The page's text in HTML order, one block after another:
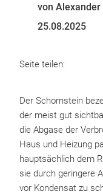
von Alexander
25.08.2025
Seite teilen:
Der Schornstein
der meist gut
die Abgase der
Haus und Heizung
hauptsächlich dem
sie durch geringere
vor Kondensat zu